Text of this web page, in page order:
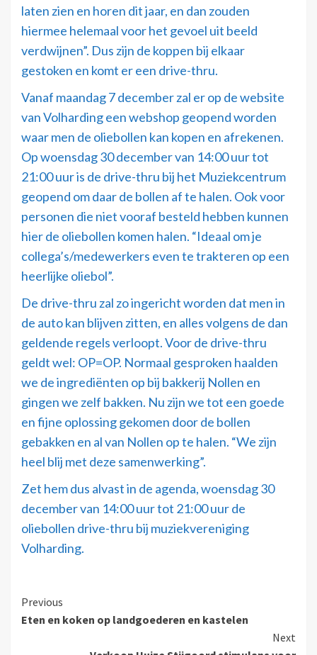
laten zien en horen dit jaar, en dan zouden
hiermee helemaal voor het gevoel uit beeld
verdwijnen”. Dus zijn de koppen bij elkaar
gestoken en komt er een drive-thru.
Vanaf maandag 7 december zal er op de website
van Volharding een webshop geopend worden
waar men de oliebollen kan kopen en afrekenen.
Op woensdag 30 december van 14:00 uur tot
21:00 uur is de drive-thru bij het Muziekcentrum
geopend om daar de bollen af te halen. Ook voor
personen die niet vooraf besteld hebben kunnen
hier de oliebollen komen halen. “Ideaal om je
collega’s/medewerkers even te trakteren op een
heerlijke oliebol”.
De drive-thru zal zo ingericht worden dat men in
de auto kan blijven zitten, en alles volgens de dan
geldende regels verloopt. Voor de drive-thru
geldt wel: OP=OP. Normaal gesproken haalden
we de ingrediënten op bij bakkerij Nollen en
gingen we zelf bakken. Nu zijn we tot een goede
en fijne oplossing gekomen door de bollen
gebakken en al van Nollen op te halen. “We zijn
heel blij met deze samenwerking”.
Zet hem dus alvast in de agenda, woensdag 30
december van 14:00 uur tot 21:00 uur de
oliebollen drive-thru bij muziekvereniging
Volharding.
Previous
Eten en koken op landgoederen en kastelen
Next